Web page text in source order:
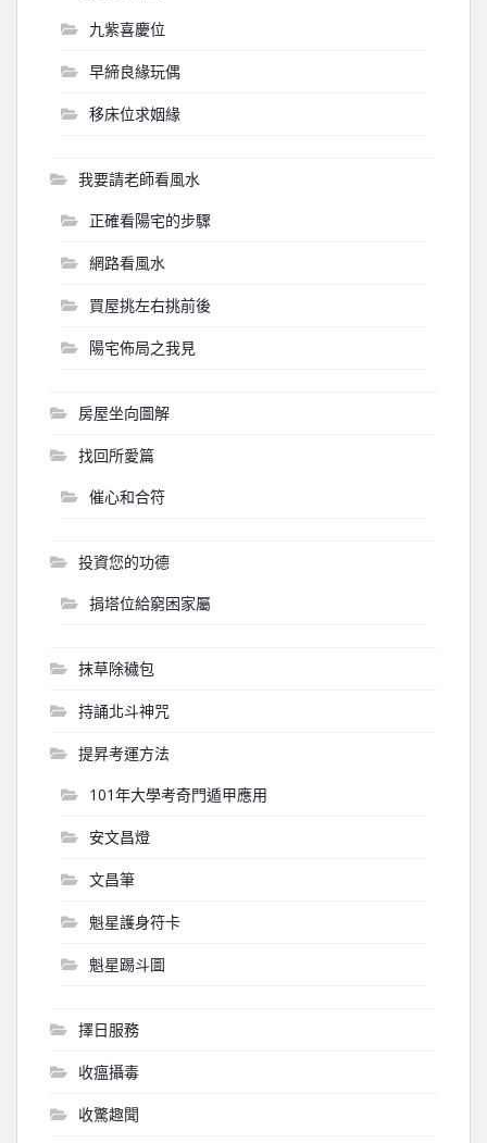
九紫喜慶位
早締良緣玩偶
移床位求姻緣
我要請老師看風水
正確看陽宅的步驟
網路看風水
買屋挑左右挑前後
陽宅佈局之我見
房屋坐向圖解
找回所愛篇
催心和合符
投資您的功德
捐塔位給窮困家屬
抹草除穢包
持誦北斗神咒
提昇考運方法
101年大學考奇門遁甲應用
安文昌燈
文昌筆
魁星護身符卡
魁星踢斗圖
擇日服務
收瘟攝毒
收驚趣聞